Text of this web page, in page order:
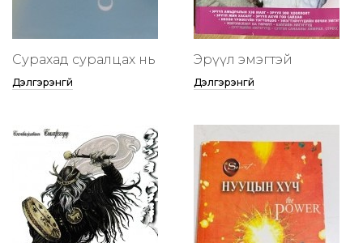
Сурахад суралцах нь
Дэлгэрэнгүй
Эрүүл эмэгтэй
Дэлгэрэнгүй